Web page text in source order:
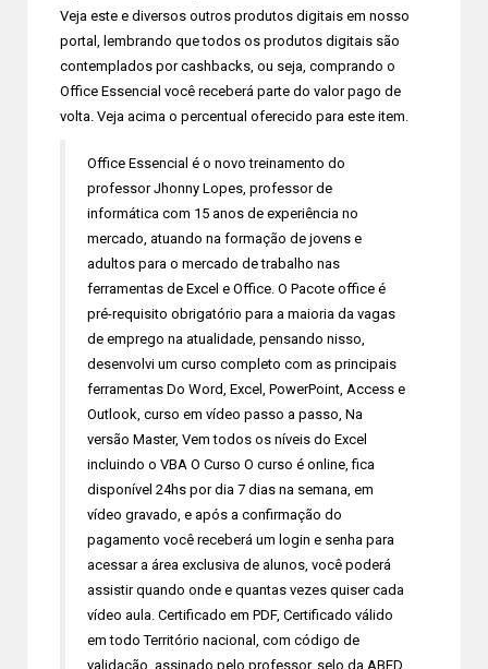
Veja este e diversos outros produtos digitais em nosso
portal, lembrando que todos os produtos digitais são
contemplados por cashbacks, ou seja, comprando o
Office Essencial você receberá parte do valor pago de
volta. Veja acima o percentual oferecido para este item.
Office Essencial é o novo treinamento do
professor Jhonny Lopes, professor de
informática com 15 anos de experiência no
mercado, atuando na formação de jovens e
adultos para o mercado de trabalho nas
ferramentas de Excel e Office. O Pacote office é
pré-requisito obrigatório para a maioria da vagas
de emprego na atualidade, pensando nisso,
desenvolvi um curso completo com as principais
ferramentas Do Word, Excel, PowerPoint, Access e
Outlook, curso em vídeo passo a passo, Na
versão Master, Vem todos os níveis do Excel
incluindo o VBA O Curso O curso é online, fica
disponível 24hs por dia 7 dias na semana, em
vídeo gravado, e após a confirmação do
pagamento você receberá um login e senha para
acessar a área exclusiva de alunos, você poderá
assistir quando onde e quantas vezes quiser cada
vídeo aula. Certificado em PDF, Certificado válido
em todo Território nacional, com código de
validação, assinado pelo professor, selo da ABED